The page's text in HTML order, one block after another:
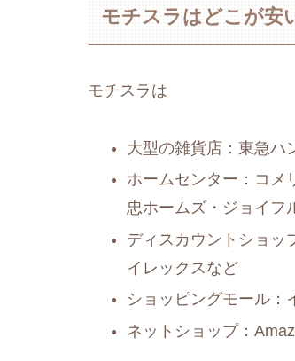
モチスラはどこが安
モチスラは
大型の雑貨店：東急ハ
ホームセンター：コメ
忠ホームズ・ジョイフ
ディスカウントショッ
イレックスなど
ショッピングモール：
ネットショップ：